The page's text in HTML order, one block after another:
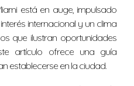
está en auge, impulsado
internacional y un clima
que ilustran oportunidades
artículo ofrece una guía
establecerse en la ciudad.